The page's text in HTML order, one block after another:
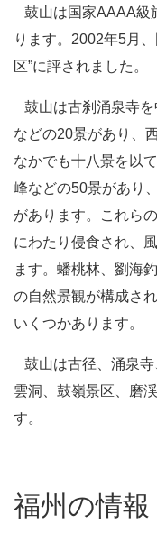
鼓山は国家AAAA級
ります。2002年5月
区”に評されました。
鼓山は古刹涌泉寺
などの20景があり、
なかでも十八景を以
峰などの50景があり
があります。これら
にわたり侵食され、
ます。蟠桃林、劉海
の自然景観が構成さ
いくつかあります。
鼓山は古径、涌泉
雲洞、鼓嶺景区、磨
す。
福州の情報